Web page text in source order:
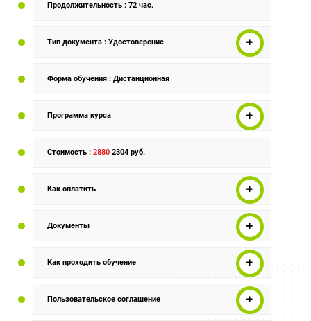
Продолжительность: 72 час.
Тип документа: Удостоверение
Форма обучения: Дистанционная
Программа курса
Стоимость:28802304 руб.
Как оплатить
Документы
Как проходить обучение
Пользовательское соглашение